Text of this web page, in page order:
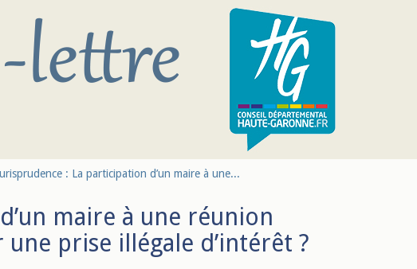
: La participation d’un maire à une...
maire à une réunion
prise illégale d’intérêt ?